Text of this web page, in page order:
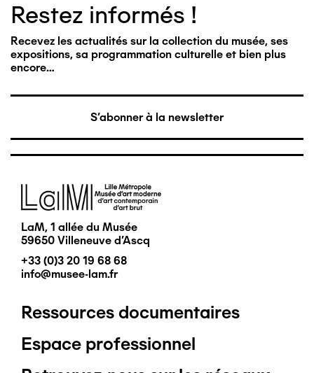
Restez informés !
Recevez les actualités sur la collection du musée, ses
expositions, sa programmation culturelle et bien plus
encore…
S'abonner à la newsletter
Image
LaM, 1 allée du Musée
59650 Villeneuve d'Ascq
+33 (0)3 20 19 68 68
info@musee-lam.fr
Pied
de
Ressources documentaires
Espace professionnel